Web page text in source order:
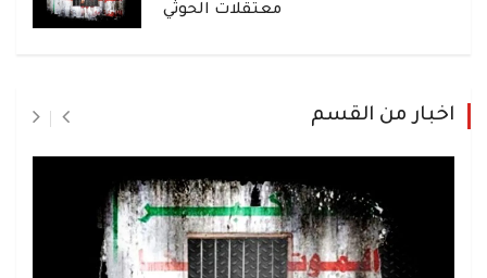
معتقلات الحوثي
اخبار من القسم